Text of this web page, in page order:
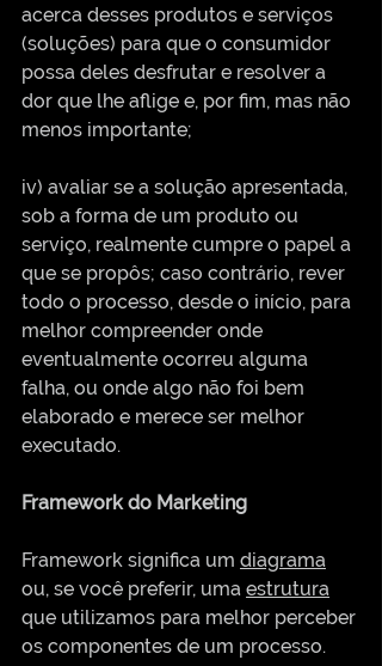
acerca desses produtos e serviços
(soluções) para que o consumidor
possa deles desfrutar e resolver a
dor que lhe aflige e, por fim, mas não
menos importante;
iv) avaliar se a solução apresentada,
sob a forma de um produto ou
serviço, realmente cumpre o papel a
que se propôs; caso contrário, rever
todo o processo, desde o início, para
melhor compreender onde
eventualmente ocorreu alguma
falha, ou onde algo não foi bem
elaborado e merece ser melhor
executado.
Framework do Marketing
Framework significa um diagrama
ou, se você preferir, uma estrutura
que utilizamos para melhor perceber
os componentes de um processo.